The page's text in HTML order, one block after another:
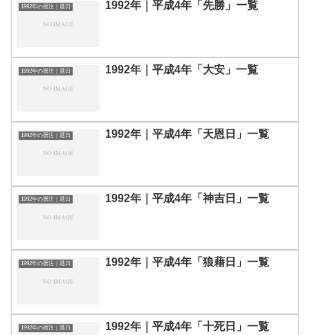
1992年の暦注｜選日 1992年｜平成4年「先勝」一覧
1992年の暦注｜選日 1992年｜平成4年「大安」一覧
1992年の暦注｜選日 1992年｜平成4年「天恩日」一覧
1992年の暦注｜選日 1992年｜平成4年「神吉日」一覧
1992年の暦注｜選日 1992年｜平成4年「狼藉日」一覧
1992年の暦注｜選日 1992年｜平成4年「十死日」一覧